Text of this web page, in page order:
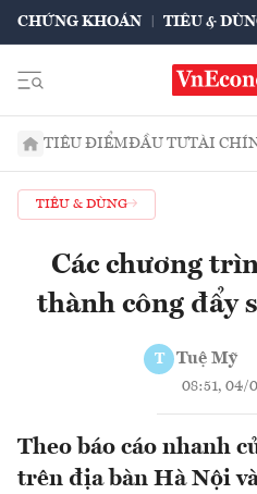
CHỨNG KHOÁN TIÊU &
TIÊU ĐIỂMĐẦU TƯTÀI
TIÊU & DÙNG
Các chương
thành công đẩy
T Tuệ Mỹ
08:51, 04/
Theo báo cáo nhanh
trên địa bàn Hà Nội